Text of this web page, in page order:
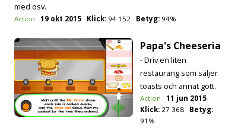
med osv.
Action 19 okt 2015 Klick:94 152 Betyg: 94%
Papa's Cheeseria
- Driv en liten
restaurang som säljer
toasts och annat gott.
Action
11 jun 2015
Klick:27 368
Betyg:
91%